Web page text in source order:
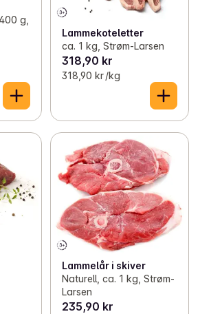
Lammekoteletter
ca. 1 kg, Strøm-Larsen
318,90 kr
318,90 kr /kg
Lammelår i skiver
Naturell, ca. 1 kg, Strøm-
Larsen
235,90 kr